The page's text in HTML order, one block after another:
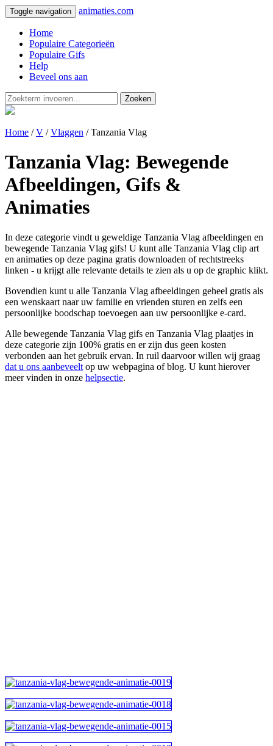
Toggle navigation animaties.com
Home
Populaire Categorieën
Populaire Gifs
Help
Beveel ons aan
Zoeken
Home /V /Vlaggen / Tanzania Vlag
Tanzania Vlag: Bewegende
Afbeeldingen, Gifs &
Animaties
In deze categorie vindt u geweldige Tanzania Vlag afbeeldingen en
bewegende Tanzania Vlag gifs! U kunt alle Tanzania Vlag clip art
en animaties op deze pagina gratis downloaden of rechtstreeks
linken - u krijgt alle relevante details te zien als u op de graphic klikt.
Bovendien kunt u alle Tanzania Vlag afbeeldingen geheel gratis als
een wenskaart naar uw familie en vrienden sturen en zelfs een
persoonlijke boodschap toevoegen aan uw persoonlijke e-card.
Alle bewegende Tanzania Vlag gifs en Tanzania Vlag plaatjes in
deze categorie zijn 100% gratis en er zijn dus geen kosten
verbonden aan het gebruik ervan. In ruil daarvoor willen wij graag
dat u ons aanbeveelt op uw webpagina of blog. U kunt hierover
meer vinden in onze helpsectie.